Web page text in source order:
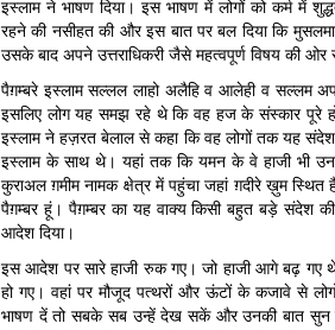
इस्लाम ने भाषण दिया। इस भाषण में लोगों को कर्म में
रहने की नसीहत की और इस बात पर बल दिया कि
उसके बाद अपने उत्तराधिकरी जैसे महत्वपूर्ण विषय की
पैग़म्बरे इस्लाम सल्लल लाहो अलैहि व आलेही व सल्लम
इसलिए लोग यह समझ रहे थे कि वह हज के संस्कार पूरे
इस्लाम ने हज़रत बेलाल से कहा कि वह लोगों तक यह
इस्लाम के साथ थे। यहां तक कि यमन के वे हाजी भी
कुराअल ग़मीम नामक क्षेत्र में पहुंचा जहां ग़दीरे ख़ुम स्थित
पैग़म्बर हूं। पैग़म्बर का यह वाक्य किसी बहुत बड़े संदेश
आदेश दिया।
इस आदेश पर सारे हाजी रुक गए। जो हाजी आगे बढ़ गए
हो गए। वहां पर मौजूद पत्थरों और ऊंटों के कजावे से
भाषण दें तो सबके सब उन्हें देख सकें और उनकी बात सुन